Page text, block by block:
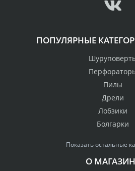
ПОПУЛЯРНЫЕ
Пилы
Дрели
Лобзики
Болгарки
Показать остальные
О